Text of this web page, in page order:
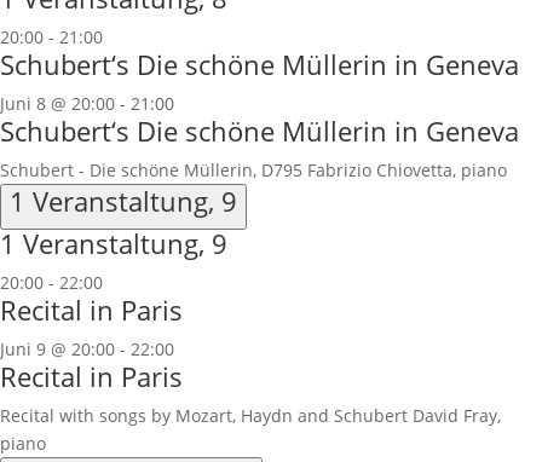
20:00 - 21:00
Schubert‘s Die schöne Müllerin in Geneva
Juni 8 @ 20:00 - 21:00
Schubert‘s Die schöne Müllerin in Geneva
Schubert - Die schöne Müllerin, D795 Fabrizio Chiovetta, piano
1 Veranstaltung, 9
1 Veranstaltung, 9
20:00 - 22:00
Recital in Paris
Juni 9 @ 20:00 - 22:00
Recital in Paris
Recital with songs by Mozart, Haydn and Schubert David Fray,
piano